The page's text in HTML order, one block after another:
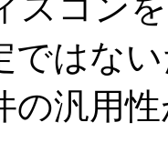
スコン
ではな
の汎用